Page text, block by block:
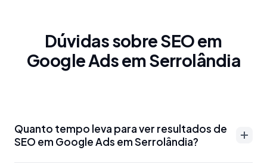
Dúvidas sobre SEO em
Google Ads em Serrolândia
Quanto tempo leva para ver resultados de
SEO em Google Ads em Serrolândia?